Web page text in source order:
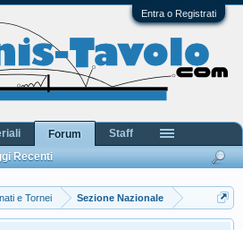
Entra o Registrati
e Tornei Sezione Nazionale
Forum
Recenti
Staff